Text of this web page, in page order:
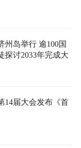
州岛举行 逾100国
探讨2033年完成大
14届大会发布《首